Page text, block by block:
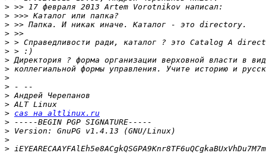
>
>
>
>
>
>
>
>
>
>
>
>
> cas на altlinux.ru
>
>
>
>